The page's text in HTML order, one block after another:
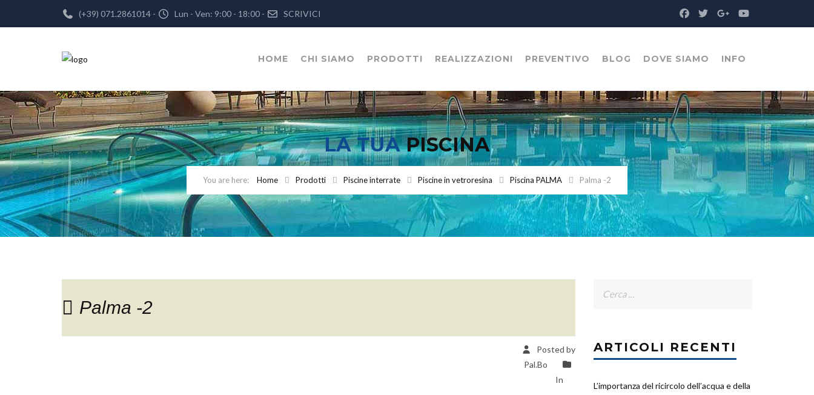
(+39) 071.2861014 - Lun - Ven: 9:00 - 18:00 - SCRIVICI
HOME CHI SIAMO PRODOTTI REALIZZAZIONI PREVENTIVO BLOG DOVE SIAMO INFO
LA TUAPISCINA
Home Prodotti Piscine interrate Piscine in vetroresina Piscina PALMA Palma -2
Palma -2
Posted by
Pal.Bo
In
ARTICOLI RECENTI
L’importanza del ricircolo dell’acqua e della